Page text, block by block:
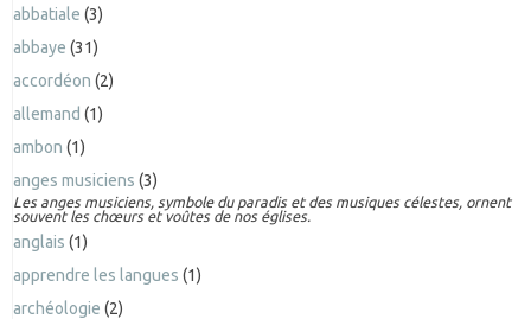
abbatiale (3)
abbaye (31)
accordéon (2)
allemand (1)
ambon (1)
anges musiciens (3)
Les anges musiciens, symbole du paradis et des musiques célestes, ornent
souvent les chœurs et voûtes de nos églises.
anglais (1)
apprendre les langues (1)
archéologie (2)